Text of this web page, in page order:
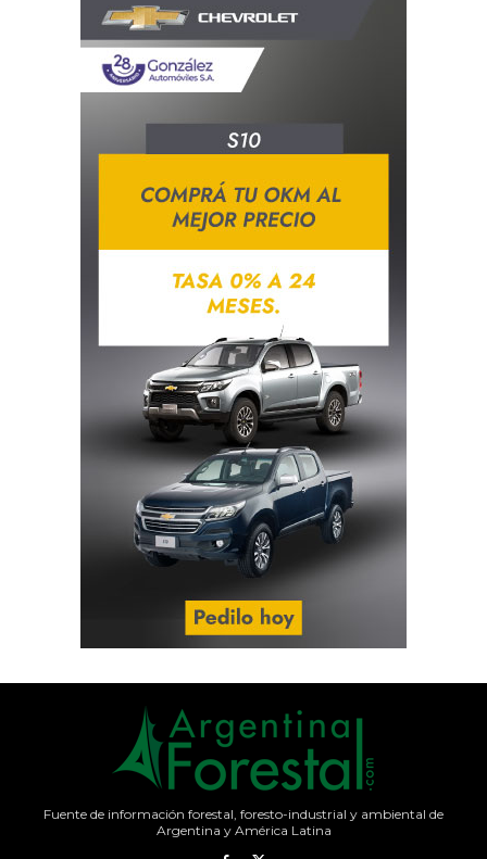
Fuente de información forestal, foresto-industrial y ambiental de
Argentina y América Latina